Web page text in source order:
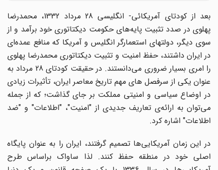
بعد از کودتای آمریکائی- انگلیسی 28 مرداد 1332، ‌محمدرضا
پهلوی در صدد تثبیت پایه‌های حکومت دیکتاتوری خود برآمد و از
سوی دیگر، دولتهای استعمارگر انگلیس و آمریکا که منافع عمده‌ای
در ایران داشتند، حفظ امنیت و تثبیت دیکتاتوری محمدرضا پهلوی
را امری بسیار ضروری می‌دانستند. در حقیقت کودتای 28 مرداد به
عنوان یکی از سرفصل های مهم تاریخ معاصر ایران، تأثیرات زیادی
در اوضاع سیاسی و امنیتی مملکت بر جای گذاشت؛ که از جمله
می‌توان به ارائه‌ی تعاریف جدیدی از "امنیت"، "اطلاعات" و "ضد
اطلاعات" اشاره کرد.
در این زمان آمریکایی‌ها تصمیم گرفتند، ایران را به عنوان پایگاه
اصلی خود در منطقه حفظ کنند. لذا ساواک براساس طرح